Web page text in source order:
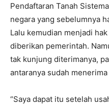
Pendaftaran Tanah
negara yang sebelumnya
Lalu kemudian menjadi
diberikan pemerintah.
tak kunjung diterimanya,
antaranya sudah
“Saya dapat itu setelah